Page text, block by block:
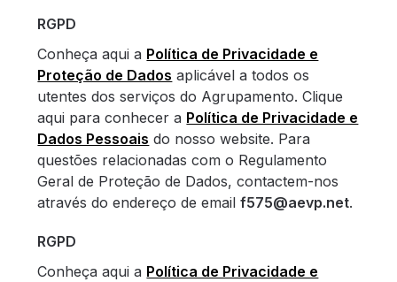
RGPD
Conheça aqui a Política de Privacidade e
Proteção de Dados aplicável a todos os
utentes dos serviços do Agrupamento. Clique
aqui para conhecer a Política de Privacidade e
Dados Pessoais do nosso website. Para
questões relacionadas com o Regulamento
Geral de Proteção de Dados, contactem-nos
através do endereço de emailf575@aevp.net.
RGPD
Conheça aqui a Política de Privacidade e